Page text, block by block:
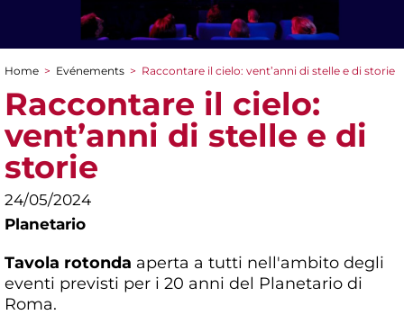
You are here
Home > Evénements > Raccontare il cielo: vent’anni di stelle e di storie
Raccontare il cielo:
vent’anni di stelle e di
storie
24/05/2024
Planetario
Tavola rotonda aperta a tutti nell'ambito degli
eventi previsti per i 20 anni del Planetario di
Roma.